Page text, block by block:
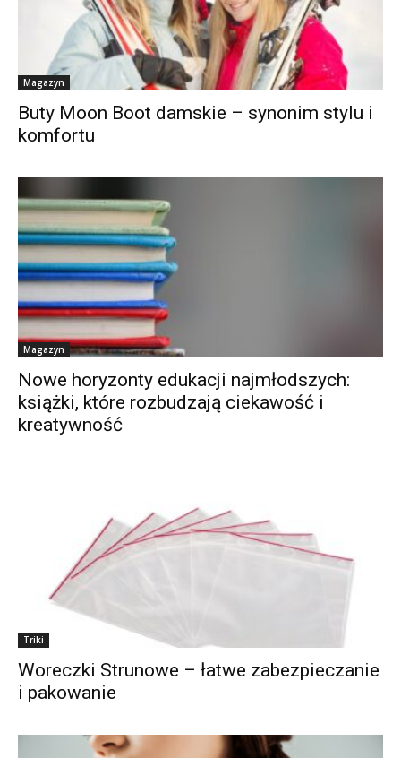
Magazyn
Buty Moon Boot damskie – synonim stylu i
komfortu
Magazyn
Nowe horyzonty edukacji najmłodszych:
książki, które rozbudzają ciekawość i
kreatywność
Triki
Woreczki Strunowe – łatwe zabezpieczanie
i pakowanie